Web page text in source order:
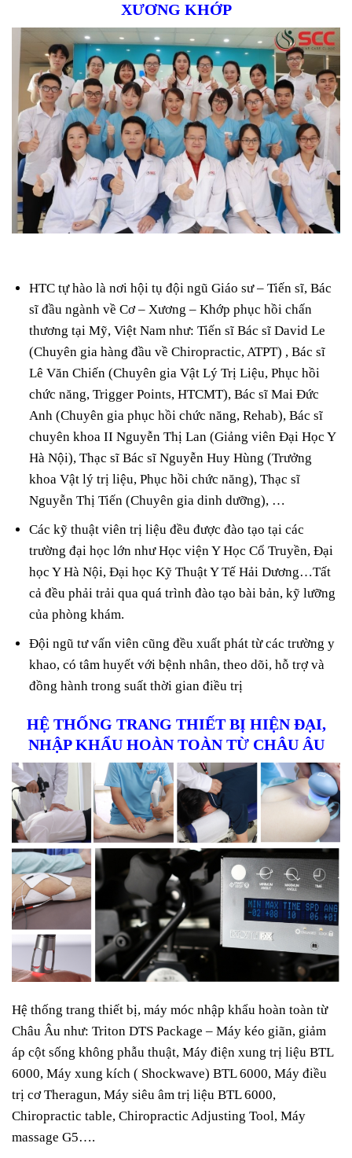
XƯƠNG KHỚP
HTC tự hào là nơi hội tụ đội ngũ Giáo sư – Tiến sĩ, Bác
sĩ đầu ngành về Cơ – Xương – Khớp phục hồi chấn
thương tại Mỹ, Việt Nam như: Tiến sĩ Bác sĩ David Le
(Chuyên gia hàng đầu về Chiropractic, ATPT) , Bác sĩ
Lê Văn Chiến (Chuyên gia Vật Lý Trị Liệu, Phục hồi
chức năng, Trigger Points, HTCMT), Bác sĩ Mai Đức
Anh (Chuyên gia phục hồi chức năng, Rehab), Bác sĩ
chuyên khoa II Nguyễn Thị Lan (Giảng viên Đại Học Y
Hà Nội), Thạc sĩ Bác sĩ Nguyễn Huy Hùng (Trưởng
khoa Vật lý trị liệu, Phục hồi chức năng), Thạc sĩ
Nguyễn Thị Tiến (Chuyên gia dinh dưỡng), …
Các kỹ thuật viên trị liệu đều được đào tạo tại các
trường đại học lớn như Học viện Y Học Cổ Truyền, Đại
học Y Hà Nội, Đại học Kỹ Thuật Y Tế Hải Dương…Tất
cả đều phải trải qua quá trình đào tạo bài bản, kỹ lưỡng
của phòng khám.
Đội ngũ tư vấn viên cũng đều xuất phát từ các trường y
khao, có tâm huyết với bệnh nhân, theo dõi, hỗ trợ và
đồng hành trong suất thời gian điều trị
HỆ THỐNG TRANG THIẾT BỊ HIỆN ĐẠI,
NHẬP KHẨU HOÀN TOÀN TỪ CHÂU ÂU
Hệ thống trang thiết bị, máy móc nhập khẩu hoàn toàn từ
Châu Âu như: Triton DTS Package – Máy kéo giãn, giảm
áp cột sống không phẫu thuật, Máy điện xung trị liệu BTL
6000, Máy xung kích ( Shockwave) BTL 6000, Máy điều
trị cơ Theragun, Máy siêu âm trị liệu BTL 6000,
Chiropractic table, Chiropractic Adjusting Tool, Máy
massage G5….